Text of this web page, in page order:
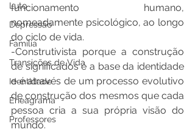
Luto
Depressão
Família
Transições de Vida
Identidade
Eneagrama
Professores
funcionamento humano,
nomeadamente psicológico, ao longo
do ciclo de vida.
-Construtivista porque a construção
de significados é a base da identidade
e é através de um processo evolutivo
de construção dos mesmos que cada
pessoa cria a sua própria visão do
mundo.